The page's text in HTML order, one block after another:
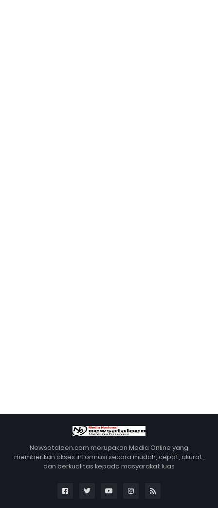
Newsataloen.com merupakan Media Online yang
memberikan akses informasi secara mudah, cepat, akurat,
dan berkualitas kepada masyarakat luas